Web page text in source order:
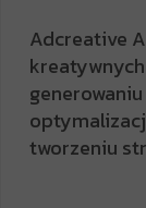
Adcreative
tworzeniu